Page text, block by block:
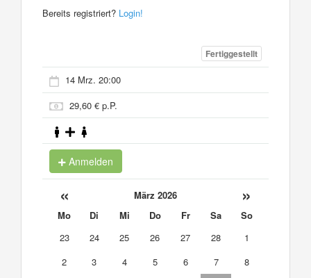
Bereits registriert? Login!
Fertiggestellt
14 Mrz. 20:00
29,60 € p.P.
Anmelden
« März 2026 »
Mo Di Mi Do Fr Sa
So
23
24 25 26 27 28
1
2
3 4 5 6 7
8